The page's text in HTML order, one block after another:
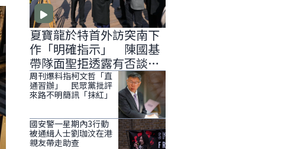
夏寶龍於特首外訪突南下
作「明確指示」 陳國基
帶隊面聖拒透露有否談
「滅赤」
周刊爆料指柯文哲「直
通習辦」 民眾黨批評
來路不明簡訊「抹紅」
國安警一星期內3行動
被通緝人士劉珈汶在港
親友帶走助查